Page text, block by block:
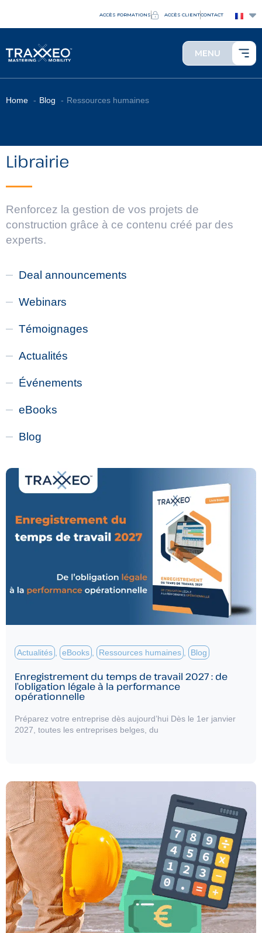
ACCÈS FORMATIONS ACCÈS CLIENTCONTACT
MENU
Home Blog Ressources humaines
Librairie
Renforcez la gestion de vos projets de
construction grâce à ce contenu créé par des
experts.
Deal announcements
Webinars
Témoignages
Actualités
Événements
eBooks
Blog
Actualités eBooks Ressources humaines Blog
Enregistrement du temps de travail 2027 : de
l’obligation légale à la performance
opérationnelle
Préparez votre entreprise dès aujourd’hui Dès le 1er janvier
2027, toutes les entreprises belges, du